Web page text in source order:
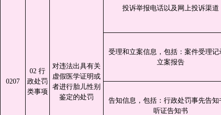
0207
02 行
政处罚
类事项
对违法出具有关
虚假医学证明或
者进行胎儿性别
鉴定的处罚
投诉举报电话以及网上投诉渠道
受理和立案信息，包括：案件受理记
立案报告
告知信息，包括：行政处罚事先告知
听证告知书